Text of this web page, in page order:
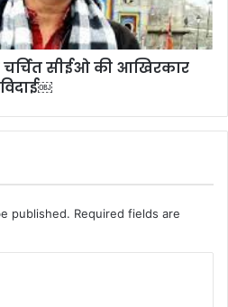
चर्चित सीईओ की आखिरकार
विदाई￼
published. Required fields are